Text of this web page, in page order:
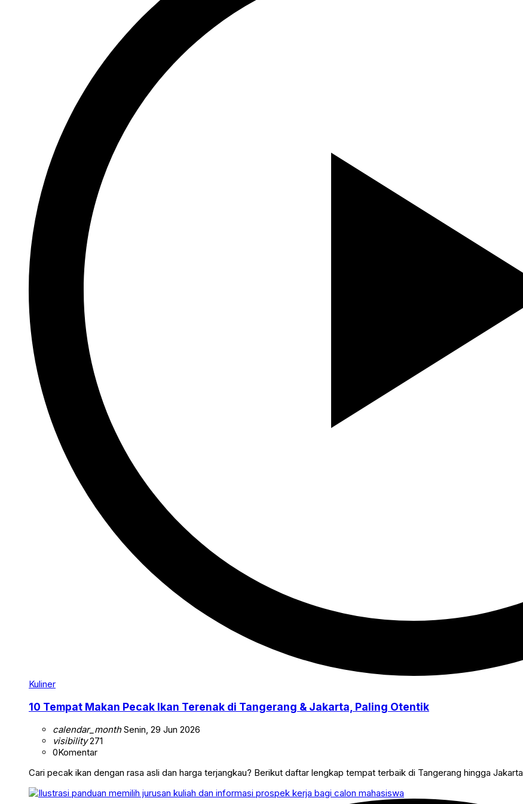
Kuliner
10 Tempat Makan Pecak Ikan Terenak di Tangerang & Jakarta, Paling Otentik
calendar_monthSenin, 29 Jun 2026
visibility271
0Komentar
Cari pecak ikan dengan rasa asli dan harga terjangkau? Berikut daftar lengkap tempat terbaik di Tangerang hingga Jakarta